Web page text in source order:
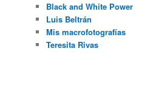
Black and White Power
Luis Beltrán
Mis macrofotografías
Teresita Rivas